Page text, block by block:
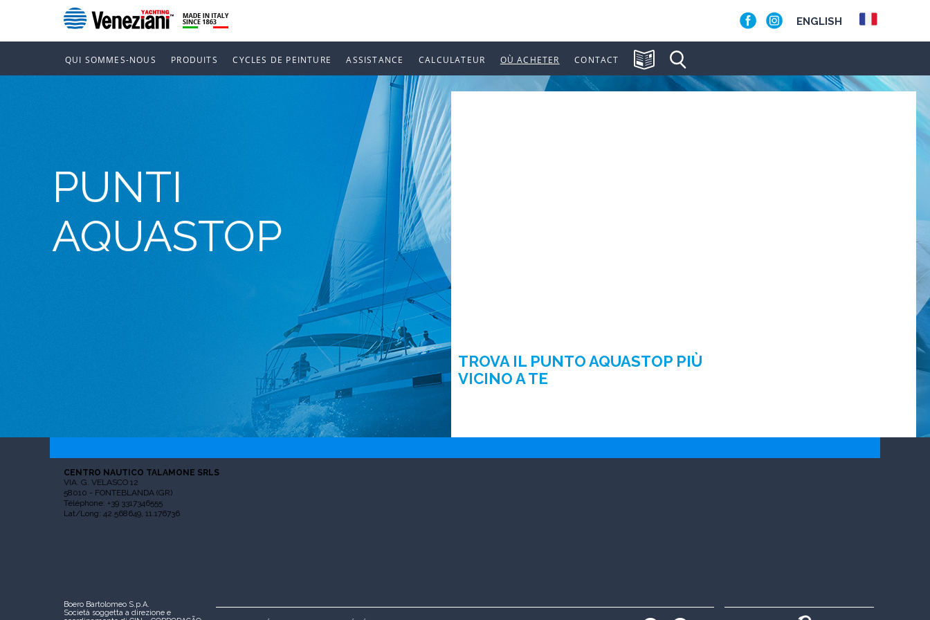
ENGLISH
QUI SOMMES-NOUS PRODUITS CYCLES DE PEINTURE ASSISTANCE CALCULATEUR OÙ ACHETER CONTACT
PUNTI
AQUASTOP
TROVA IL PUNTO AQUASTOP PIÙ
VICINO A TE
CENTRO NAUTICO TALAMONE SRLS
VIA. G. VELASCO 12
58010 - FONTEBLANDA (GR)
Téléphone: +39 3317346555
Lat/Long: 42.568649, 11.176736
Boero Bartolomeo S.p.A.
Società soggetta a direzione e